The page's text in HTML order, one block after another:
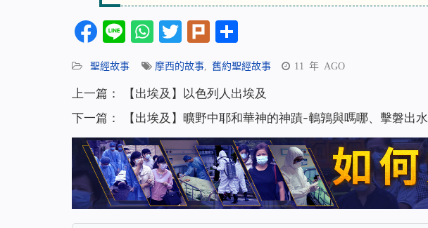
Facebook
LineWhatsApp
Twitter
Plurk
享
聖經故事 摩西的故事 舊約聖經故事 11 年 AGO
上一篇：
【出埃及】以色列人出埃及
下一篇：
【出埃及】曠野中耶和華神的神蹟-鵪鶉與嗎哪、擊磐出水